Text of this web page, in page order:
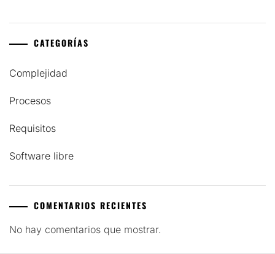
CATEGORÍAS
Complejidad
Procesos
Requisitos
Software libre
COMENTARIOS RECIENTES
No hay comentarios que mostrar.